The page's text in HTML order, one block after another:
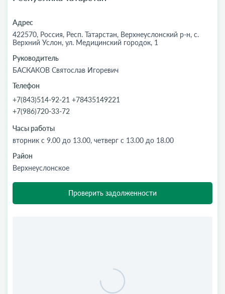
Адрес
422570, Россия, Респ. Татарстан, Верхнеуслонский р-н, с.
Верхний Услон, ул. Медицинский городок, 1
Руководитель
БАСКАКОВ Святослав Игоревич
Телефон
+7(843)514-92-21 +78435149221
+7(986)720-33-72
Часы работы
вторник с 9.00 до 13.00, четверг с 13.00 до 18.00
Район
Верхнеуслонское
Проверить задолженности